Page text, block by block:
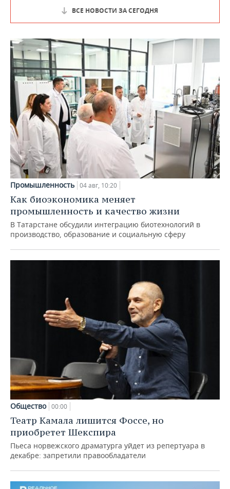
ВСЕ НОВОСТИ ЗА СЕГОДНЯ
Промышленность 04 авг, 10:20
Как биоэкономика меняет
промышленность и качество жизни
В Татарстане обсудили интеграцию биотехнологий в
производство, образование и социальную сферу
Общество 00:00
Театр Камала лишится Фоссе, но
приобретет Шекспира
Пьеса норвежского драматурга уйдет из репертуара в
декабре: запретили правообладатели